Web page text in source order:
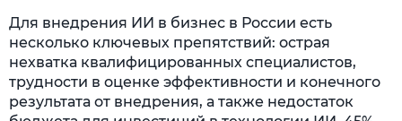
Для внедрения ИИ в бизнес в России есть
несколько ключевых препятствий: острая
нехватка квалифицированных специалистов,
трудности в оценке эффективности и конечного
результата от внедрения, а также недостаток